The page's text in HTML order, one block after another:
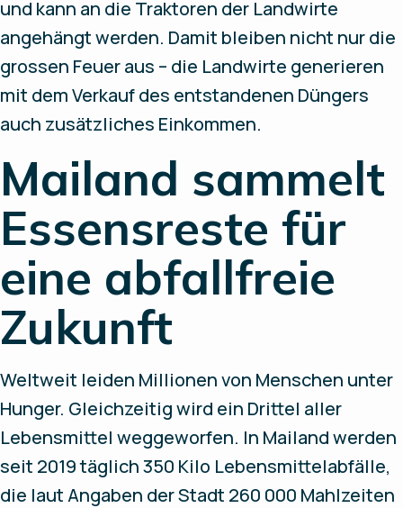
und kann an die Traktoren der Landwirte
angehängt werden. Damit bleiben nicht nur die
grossen Feuer aus – die Landwirte generieren
mit dem Verkauf des entstandenen Düngers
auch zusätzliches Einkommen.
Mailand sammelt
Essensreste für
eine abfallfreie
Zukunft
Weltweit leiden Millionen von Menschen unter
Hunger. Gleichzeitig wird ein Drittel aller
Lebensmittel weggeworfen. In Mailand werden
seit 2019 täglich 350 Kilo Lebensmittelabfälle,
die laut Angaben der Stadt 260 000 Mahlzeiten